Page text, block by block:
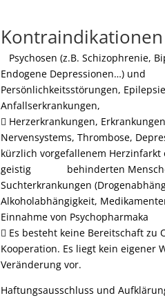
Psychosen (z.B. Schizophrenie,
Endogene Depressionen…) und
Persönlichkeitsstörungen,
Anfallserkrankungen,
 Herzerkrankungen,
Nervensystems, Thrombose,
kürzlich vorgefallenem Herzinfarkt
geistig behinderten
Suchterkrankungen
Alkoholabhängigkeit,
Einnahme von Psychopharmaka
 Es besteht keine Bereitschaft zu
Kooperation. Es liegt kein eigener
Veränderung vor.
Haftungsausschluss und